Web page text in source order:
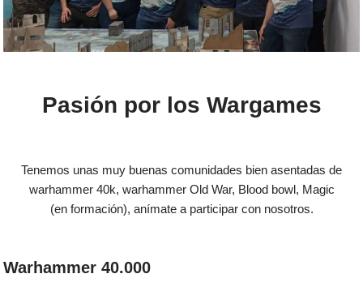
Pasión por los Wargames
Tenemos unas muy buenas comunidades bien asentadas de
warhammer 40k, warhammer Old War, Blood bowl, Magic
(en formación), anímate a participar con nosotros.
Warhammer 40.000